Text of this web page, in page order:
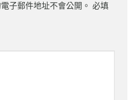
子郵件地址不會公開。 必填